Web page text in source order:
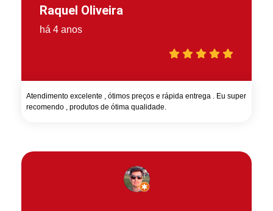
Raquel Oliveira
há 4 anos
Atendimento excelente , ótimos preços e rápida entrega . Eu super
recomendo , produtos de ótima qualidade.